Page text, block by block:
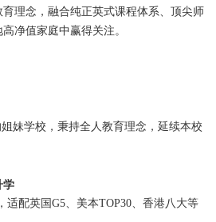
育理念，融合纯正英式课程体系、顶尖师
净值家庭中赢得关注。
姐妹学校，秉持全人教育理念，延续本校
学
适配英国G5、美本TOP30、香港八大等